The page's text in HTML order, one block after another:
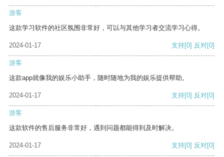
游客
这款学习软件的社区氛围非常好，可以与其他学习者交流学习心得。
2024-01-17 支持[0] 反对[0]
游客
这款app就像我的娱乐小助手，随时随地为我的娱乐提供帮助。
2024-01-17 支持[0] 反对[0]
游客
这款软件的售后服务非常好，遇到问题都能得到及时解决。
2024-01-17 支持[0] 反对[0]